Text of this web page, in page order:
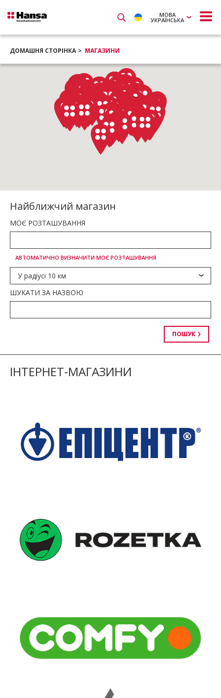
МОВА
УКРАЇНСЬКА
ДОМАШНЯ СТОРІНКА МАГАЗИНИ
Найближчий магазин
МОЄ РОЗТАШУВАННЯ
АВТОМАТИЧНО ВИЗНАЧИТИ МОЄ РОЗТАШУВАННЯ
У радіусі 10 км
ШУКАТИ ЗА НАЗВОЮ
ПОШУК
ІНТЕРНЕТ-МАГАЗИНИ